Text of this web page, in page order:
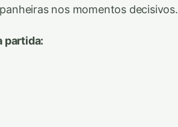
nos momentos decisivos.
partida: